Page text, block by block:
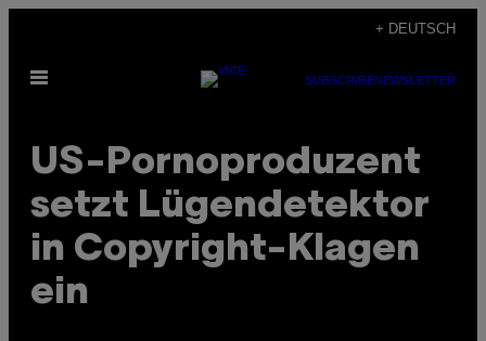
content
+ DEUTSCH
Open
SUBSCRIBENEWSLETTER
US-Pornoproduzent
setzt Lügendetektor
in Copyright-Klagen
ein